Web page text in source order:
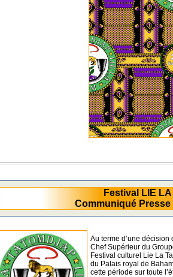
Festival LIE
Communiqué
Au terme d’une décision
Chef Supérieur du
Festival culturel Lie La
du Palais royal de
cette période sur toute